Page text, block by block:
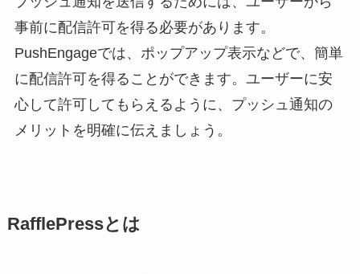
事前に配信許可を得る必要があります。
PushEngageでは、ポップアップ表示などで、簡単
に配信許可を得ることができます。ユーザーに安
心して許可してもらえるように、プッシュ通知の
メリットを明確に伝えましょう。
RafflePressとは